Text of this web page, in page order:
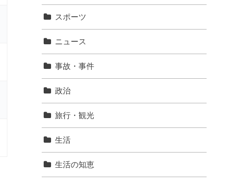
スポーツ
ニュース
事故・事件
政治
旅行・観光
生活
生活の知恵